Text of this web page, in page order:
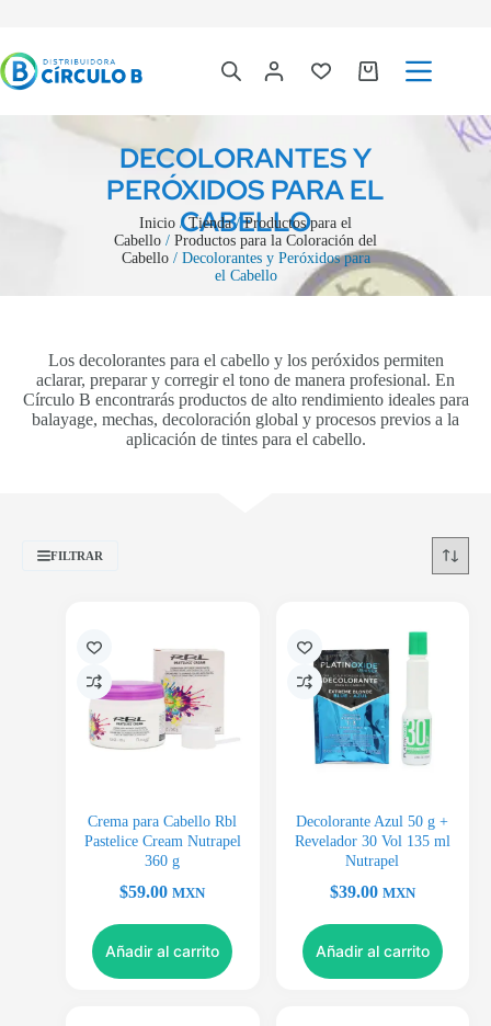
DECOLORANTES Y
PERÓXIDOS PARA EL
CABELLO
Inicio /Tienda/Productos para el
Cabello / Productos para la Coloración del
Cabello/ Decolorantes y Peróxidos para
el Cabello
Los decolorantes para el cabello y los peróxidos permiten
aclarar, preparar y corregir el tono de manera profesional. En
Círculo B encontrarás productos de alto rendimiento ideales para
balayage, mechas, decoloración global y procesos previos a la
aplicación de tintes para el cabello.
FILTRAR
Crema para Cabello Rbl
Pastelice Cream Nutrapel
360 g
$59.00 MXN
Añadir al carrito
Decolorante Azul 50 g +
Revelador 30 Vol 135 ml
Nutrapel
$39.00 MXN
Añadir al carrito